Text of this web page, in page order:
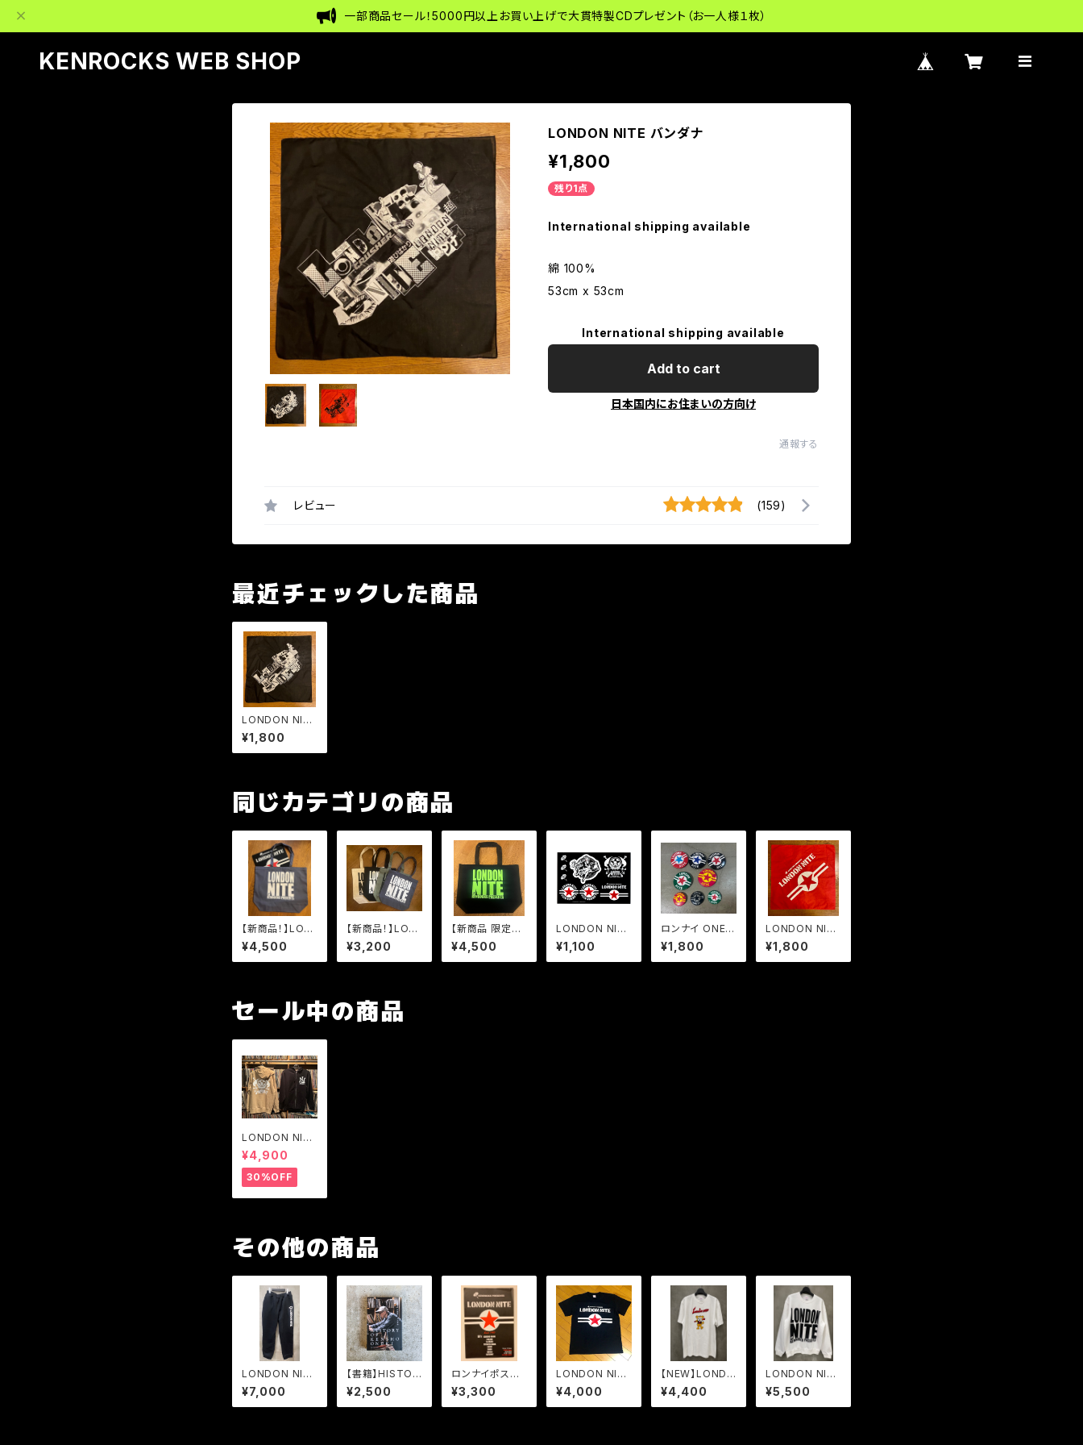
一部商品セール！5000円以上お買い上げで大貫特製CDプレゼント（お一人様１枚）
KENROCKS WEB SHOP
LONDON NITE バンダナ
¥1,800
残り1点
International shipping available
綿 100%
53cm x 53cm
International shipping available
Add to cart
日本国内にお住まいの方向け
通報する
レビュー (159)
最近チェックした商品
LONDON NITE
バンダナ
¥1,800
同じカテゴリの商品
【新商品！】LON
DON NITE BIG
LOGO トートバ
ッグ Lサイズ
¥4,500
【新商品！】LON
DON NITE BIG
LOGO トートバ
ッグ Mサイズ
¥3,200
【新商品 限定カ
ラー】LONDON
NITE BIG LOG
O トートバッグ L
¥4,500
LONDON NITE
ステッカー
¥1,100
ロンナイ ONE S
TAR バッジ
（大中それぞれ2
個づつ全４個セ
¥1,800
LONDON NITE
バンダナ レギ
ュラー ONE S
TAR
¥1,800
セール中の商品
LONDON NITE
ZIP パーカ(裏パ
イル)LN LOGO
skull 黒Sのみ
¥4,900
30%OFF
その他の商品
LONDON NITE
T/C パンツ（裏
起毛）ワンスター
LOGO 2026
¥7,000
【書籍】HISTOR
Y OF KENSHO
ONUKI 大貫憲
章 回顧録 ｜ 人
¥2,500
ロンナイポスタ
ー club wire
¥3,300
LONDON NITE
Standard Tシ
ャツ
¥4,000
【NEW】LONDO
N NITE BEAR
T 2026 full
color
¥4,400
LONDON NITE
BIG LOGO 裏
起毛 クルース
エット 10.oz
¥5,500